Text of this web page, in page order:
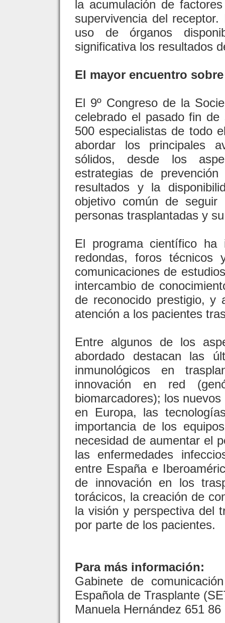
la acumulación de
supervivencia del
uso de órganos
significativa los resultados
El mayor encuentro
El 9º Congreso de la
celebrado el pasado fin
500 especialistas de todo
abordar los principales
sólidos, desde los
estrategias de
resultados y la
objetivo común de seguir
personas trasplantadas y
El programa científico ha
redondas, foros
comunicaciones de
intercambio de
de reconocido prestigio, y
atención a los pacientes
Entre algunos de los
abordado destacan las
inmunológicos en
innovación en red
biomarcadores); los
en Europa, las
importancia de los
necesidad de aumentar el
las enfermedades
entre España e
de innovación en los
torácicos, la creación de
la visión y perspectiva del
por parte de los pacientes.
Para más información:
Gabinete de
Española de Trasplante
Manuela Hernández 651